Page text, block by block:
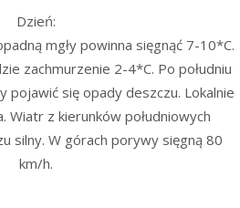
Dzień:
mgły powinna sięgnąć 7-10*C.
zachmurzenie 2-4*C. Po południu
pojawić się opady deszczu. Lokalnie
Wiatr z kierunków południowych
silny. W górach porywy sięgną 80
km/h.